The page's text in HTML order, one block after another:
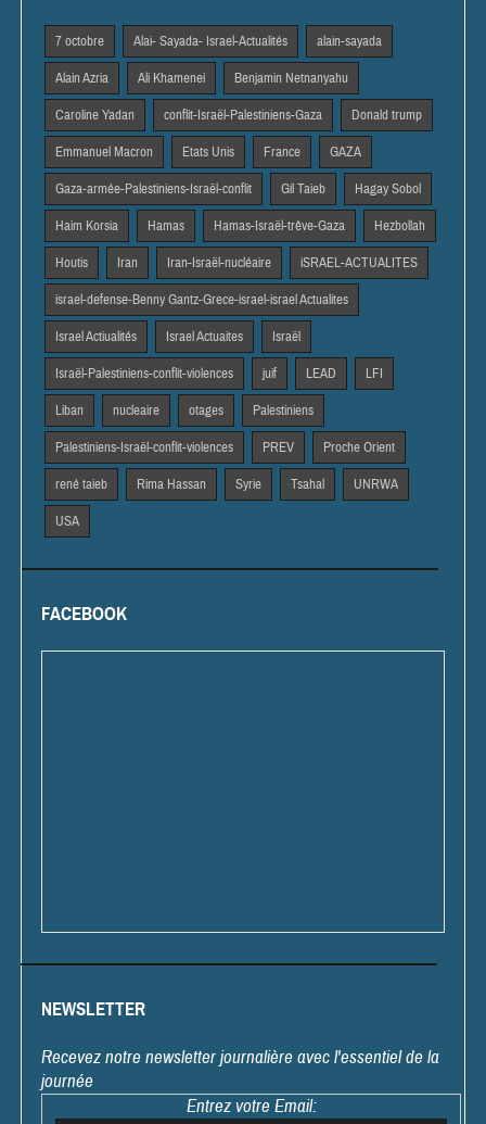
7 octobre Alai- Sayada- Israel-Actualités alain-sayada
Alain Azria Ali Khamenei Benjamin Netnanyahu
Caroline Yadan conflit-Israël-Palestiniens-Gaza Donald trump
Emmanuel Macron Etats Unis France GAZA
Gaza-armée-Palestiniens-Israël-conflit Gil Taieb Hagay Sobol
Haim Korsia Hamas Hamas-Israël-trêve-Gaza Hezbollah
Houtis Iran Iran-Israël-nucléaire iSRAEL-ACTUALITES
israel-defense-Benny Gantz-Grece-israel-israel Actualites
Israel Actiualités Israel Actuaites Israël
Israël-Palestiniens-conflit-violences juif LEAD LFI
Liban nucleaire otages Palestiniens
Palestiniens-Israël-conflit-violences PREV Proche Orient
rené taieb Rima Hassan Syrie Tsahal UNRWA
USA
FACEBOOK
NEWSLETTER
Recevez notre newsletter journalière avec l'essentiel de la
journée
Entrez votre Email: